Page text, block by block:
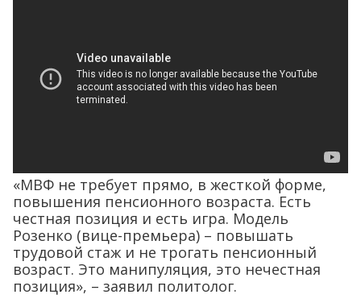
«МВФ не требует прямо, в жесткой форме,
повышения пенсионного возраста. Есть
честная позиция и есть игра. Модель
Розенко (вице-премьера) – повышать
трудовой стаж и не трогать пенсионный
возраст. Это манипуляция, это нечестная
позиция», – заявил политолог.